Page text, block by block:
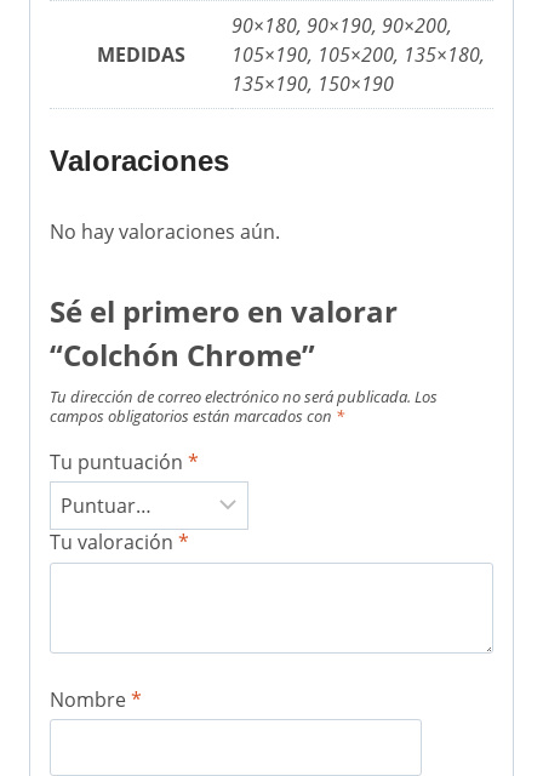
MEDIDAS
90×180, 90×190, 90×200,
105×190, 105×200, 135×180,
135×190, 150×190
Valoraciones
No hay valoraciones aún.
Sé el primero en valorar
“Colchón Chrome”
Tu dirección de correo electrónico no será publicada. Los
campos obligatorios están marcados con *
Tu puntuación *
Tu valoración *
Nombre*